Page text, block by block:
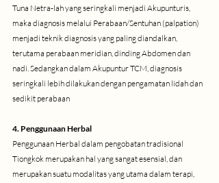
Tuna Netra-lah yang seringkali menjadi Akupunturis,
maka diagnosis melalui Perabaan/Sentuhan (palpation)
menjadi teknik diagnosis yang paling diandalkan,
terutama perabaan meridian, dinding Abdomen dan
nadi. Sedangkan dalam Akupuntur TCM, diagnosis
seringkali lebih dilakukan dengan pengamatan lidah dan
sedikit perabaan
4. Penggunaan Herbal
Penggunaan Herbal dalam pengobatan tradisional
Tiongkok merupakan hal yang sangat esensial, dan
merupakan suatu modalitas yang utama dalam terapi,